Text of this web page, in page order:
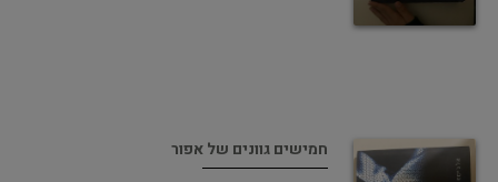
חמישים גוונים של אפור